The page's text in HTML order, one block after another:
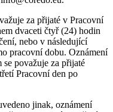
za přijaté v Pracovní
dvaceti čtyř (24) hodin
nebo v následující
pracovní dobu. Oznámení
považuje za přijaté
Pracovní den po
jinak, oznámení